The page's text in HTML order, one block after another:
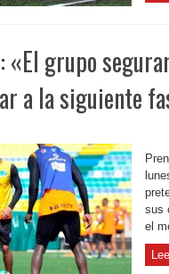
«El grupo
a la siguiente
sus
el